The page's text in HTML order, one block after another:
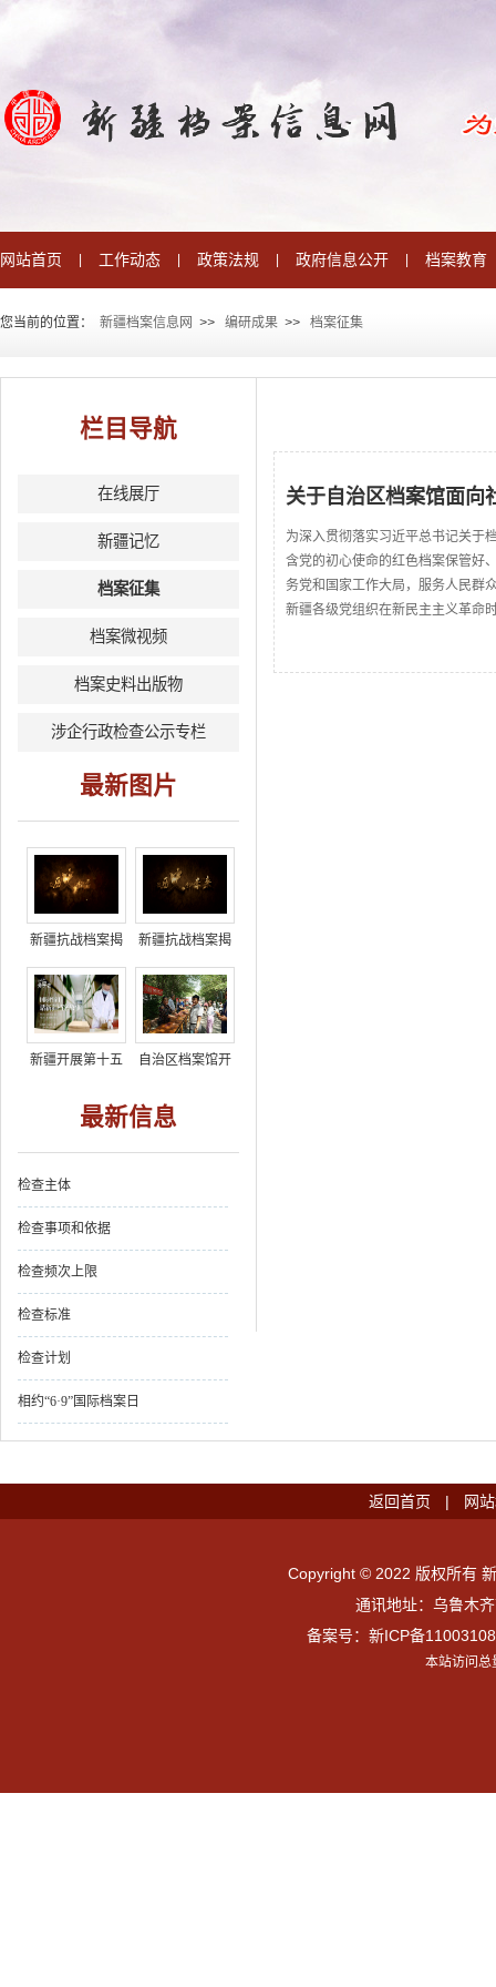
网站首页 工作动态 政策法规 政府信息公开 档案教育
您当前的位置： 新疆档案信息网 >> 编研成果 >> 档案征集
栏目导航
在线展厅
新疆记忆
档案征集
档案微视频
档案史料出版物
涉企行政检查公示专栏
最新图片
新疆抗战档案揭
新疆抗战档案揭
新疆开展第十五
列...
自治区档案馆开
最新信息
检查主体
检查事项和依据
检查频次上限
检查标准
检查计划
相约“6·9”国际档案日
关于自治区档案馆面向
为深入贯彻落实习近平总书记关于
含党的初心使命的红色档案保管好
务党和国家工作大局，服务人民群
新疆各级党组织在新民主主义革命
返回首页 | 网
Copyright © 2022 版权所有
通讯地址：乌鲁木
备案号： 新ICP备
本站访问